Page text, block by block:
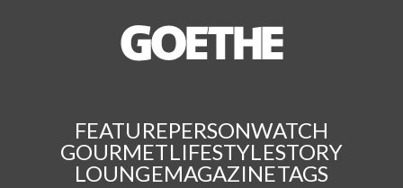
FEATUREPERSONWATCH
GOURMETLIFESTYLESTORY
LOUNGEMAGAZINETAGS